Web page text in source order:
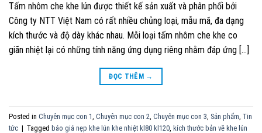
Tấm nhôm che khe lún được thiết kế sản xuất và phân phối bởi
Công ty NTT Việt Nam có rất nhiều chủng loại, mẫu mã, đa dạng
kích thước và độ dày khác nhau. Mỗi loại tấm nhôm che khe co
giãn nhiệt lại có những tính năng ứng dụng riêng nhằm đáp ứng […]
ĐỌC THÊM →
Posted in Chuyên mục con 1 Chuyên mục con 2 Chuyên mục con 3 Sản phẩm Tin
tức | Tagged báo giá nẹp khe lún khe nhiệt kl80 kl120 kích thước bản vẽ khe lún